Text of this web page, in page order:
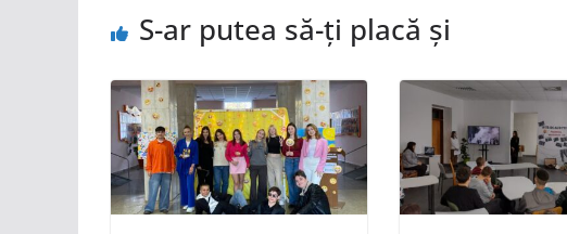
S-ar putea să-ți placă și